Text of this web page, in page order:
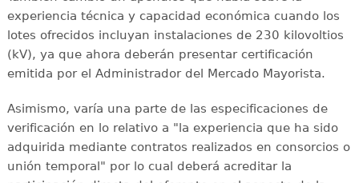
experiencia técnica y capacidad económica cuando los
lotes ofrecidos incluyan instalaciones de 230 kilovoltios
(kV), ya que ahora deberán presentar certificación
emitida por el Administrador del Mercado Mayorista.
Asimismo, varía una parte de las especificaciones de
verificación en lo relativo a "la experiencia que ha sido
adquirida mediante contratos realizados en consorcios o
unión temporal" por lo cual deberá acreditar la